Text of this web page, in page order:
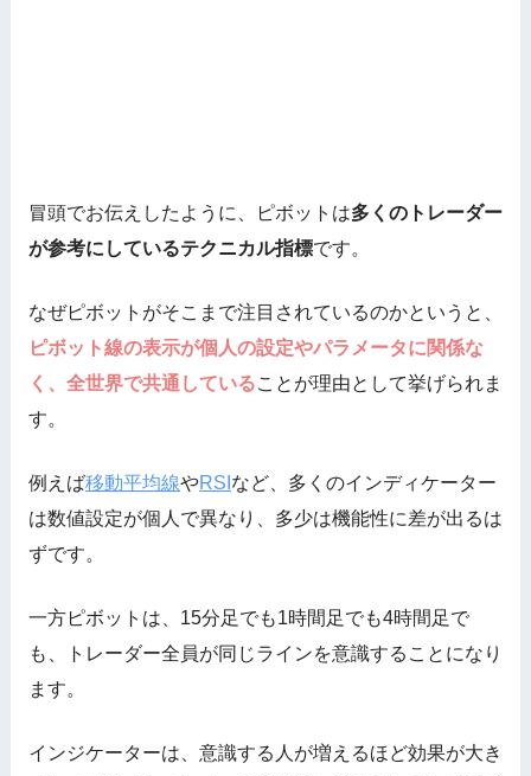
冒頭でお伝えしたように、ピボットは多くのトレーダー
が参考にしているテクニカル指標です。
なぜピボットがそこまで注目されているのかというと、
ピボット線の表示が個人の設定やパラメータに関係な
く、全世界で共通していることが理由として挙げられま
す。
例えば移動平均線やRSI など、多くのインディケーター
は数値設定が個人で異なり、多少は機能性に差が出るは
ずです。
一方ピボットは、15分足でも1時間足でも4時間足で
も、トレーダー全員が同じラインを意識することになり
ます。
インジケーターは、意識する人が増えるほど効果が大き